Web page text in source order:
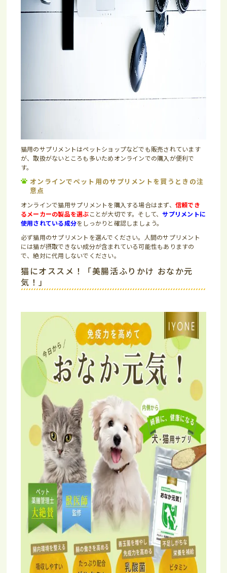
猫用のサプリメントはペットショップなどでも販売されています
が、取扱がないところも多いためオンラインでの購入が便利で
す。
オンラインでペット用のサプリメントを買うときの注
意点
オンラインで猫用サプリメントを購入する場合はまず、 信頼でき
るメーカーの製品を選ぶことが大切です。そして、サプリメントに
使用されている成分をしっかりと確認しましょう。
必ず猫用のサプリメントを選んでください。人間のサプリメント
には猫が摂取できない成分が含まれている可能性もありますの
で、絶対に代用しないでください。
猫にオススメ！「美腸活ふりかけ おなか元
気！」